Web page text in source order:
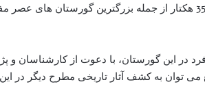
دهد، کشف شد؛ این گورستان اکنون با وسعت 35 هکتار از جمله بزرگترین
در این گورستان، با دعوت از کارشناسان و
توان به کشف آثار تاریخی مطرح دیگر در